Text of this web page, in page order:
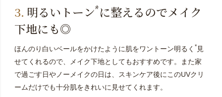
明るいトーン*に整えるのでメイク
下地にも◎
ほんのり白いベールをかけたように肌をワントーン明るく *見
せてくれるので、メイク下地としてもおすすめです。また家
で過ごす日やノーメイクの日は、スキンケア後にこのUVクリ
ームだけでも十分肌をきれいに見せてくれます。